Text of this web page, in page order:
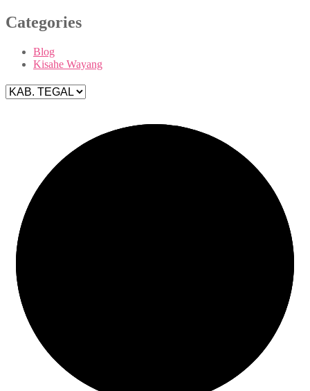
Categories
Blog
Kisahe Wayang